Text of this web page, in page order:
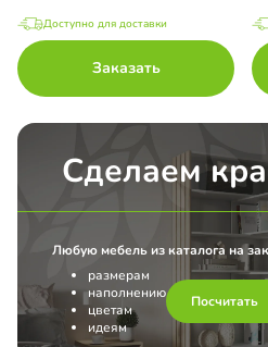
Доступно для доставки
Заказать
Сделаем
Любую мебель из каталога на
размерам
наполнению
цветам
идеям
Посчитать